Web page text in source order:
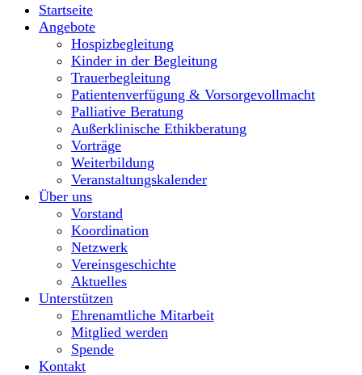
Startseite
Angebote
Hospizbegleitung
Kinder in der Begleitung
Trauerbegleitung
Patientenverfügung & Vorsorgevollmacht
Palliative Beratung
Außerklinische Ethikberatung
Vorträge
Weiterbildung
Veranstaltungskalender
Über uns
Vorstand
Koordination
Netzwerk
Vereinsgeschichte
Aktuelles
Unterstützen
Ehrenamtliche Mitarbeit
Mitglied werden
Spende
Kontakt